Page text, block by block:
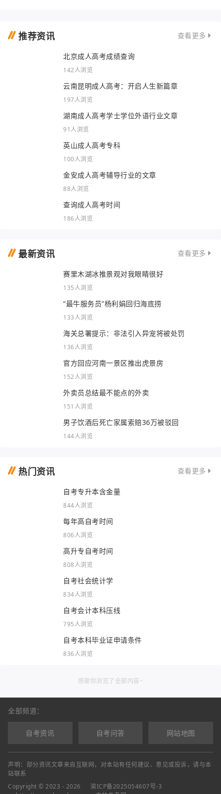
推荐资讯 查看更多
北京成人高考成绩查询
142人浏览
云南昆明成人高考：开启人生新篇章
197人浏览
湖南成人高考学士学位外语行业文章
91人浏览
英山成人高考专科
100人浏览
金安成人高考辅导行业的文章
88人浏览
查询成人高考时间
186人浏览
最新资讯 查看更多
赛里木湖冰推景观对我眼睛很好
135人浏览
“最牛服务员”杨利娟回归海底捞
133人浏览
海关总署提示：非法引入异宠将被处罚
136人浏览
官方回应河南一景区推出虎景房
152人浏览
外卖员总结最不能点的外卖
151人浏览
男子饮酒后死亡家属索赔36万被驳回
144人浏览
热门资讯 查看更多
自考专升本含金量
844人浏览
每年高自考时间
806人浏览
高升专自考时间
808人浏览
自考社会统计学
834人浏览
自考会计本科压线
795人浏览
自考本科毕业证申请条件
836人浏览
感谢你浏览了全部内容~
全部频道：
自考资讯 自考问答 网站地图
声明：部分资讯文章来自互联网，对本站有任何建议、意见或投诉，请与本
站联系
Copyright © 2023 - 2026
渝ICP备2025054607号-3